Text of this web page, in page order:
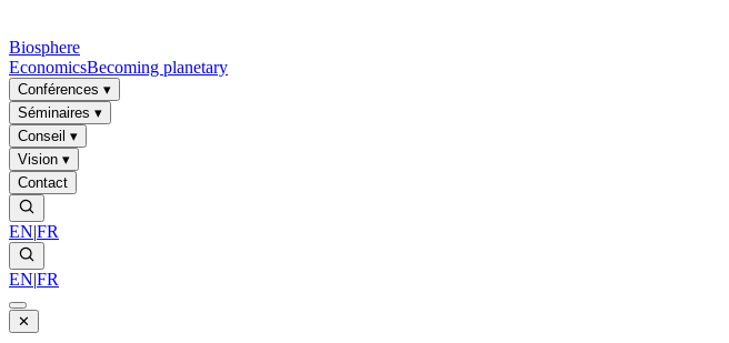
Biosphere
EconomicsBecoming planetary
Conférences ▾
Séminaires ▾
Conseil ▾
Vision ▾
Contact
EN|FR
EN|FR
✕